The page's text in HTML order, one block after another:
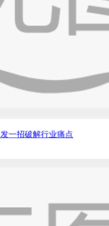
一招破解行业痛点